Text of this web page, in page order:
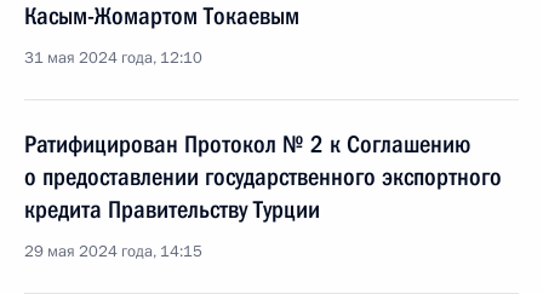
Касым-Жомартом Токаевым
31 мая 2024 года, 12:10
Ратифицирован Протокол № 2 к Соглашению
о предоставлении государственного экспортного
кредита Правительству Турции
29 мая 2024 года, 14:15